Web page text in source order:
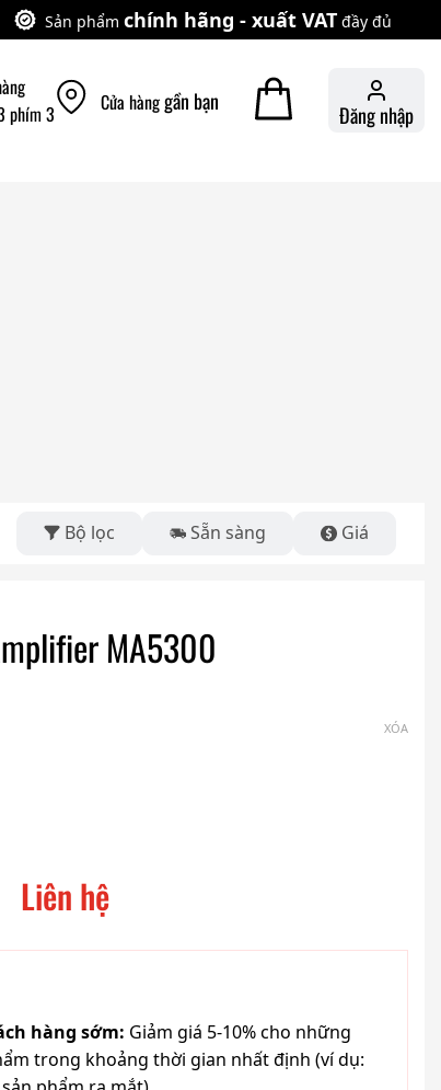
Sản phẩm chính hãng - xuất VAT đầy đủ
phím 3
Cửa hànggần bạn Đăng nhập
Bộ lọc Sẵn sàng Giá
MA5300
XÓA
Liên hệ
hàng sớm: Giảm giá 5-10% cho những
trong khoảng thời gian nhất định (ví dụ: